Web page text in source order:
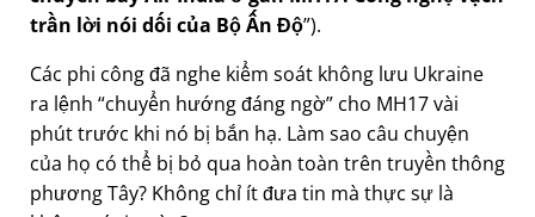
trần lời nói dối của Bộ Ấn Độ ).
Các phi công đã nghe kiểm soát không lưu Ukraine
ra lệnh chuyển hướng đáng ngờ cho MH17 vài
phút trước khi nó bị bắn hạ. Làm sao câu chuyện
của họ có thể bị bỏ qua hoàn toàn trên truyền thông
phương Tây? Không chỉ ít đưa tin mà thực sự là